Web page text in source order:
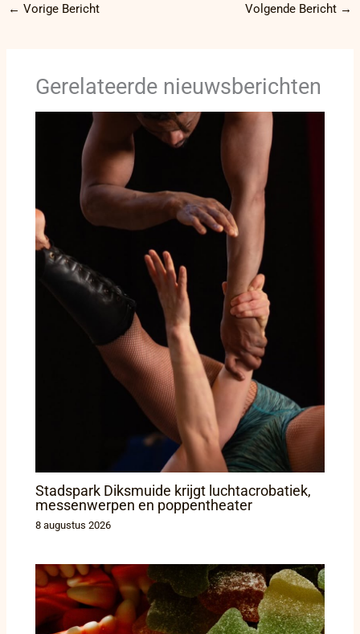
← Vorige Bericht Volgende Bericht →
Gerelateerde nieuwsberichten
Stadspark Diksmuide krijgt luchtacrobatiek,
messenwerpen en poppentheater
8 augustus 2026